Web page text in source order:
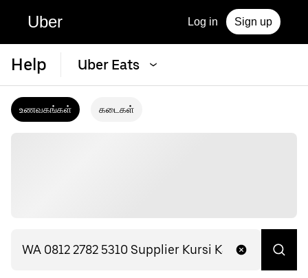
Uber Log in Sign up
Help Uber Eats
உணவகங்கள் கடைகள்